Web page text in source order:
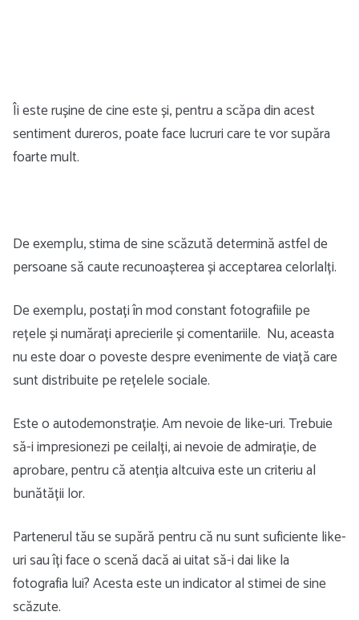
Îi este rușine de cine este și, pentru a scăpa din acest
sentiment dureros, poate face lucruri care te vor supăra
foarte mult.
De exemplu, stima de sine scăzută determină astfel de
persoane să caute recunoașterea și acceptarea celorlalți.
De exemplu, postați în mod constant fotografiile pe
rețele și numărați aprecierile și comentariile. Nu, aceasta
nu este doar o poveste despre evenimente de viață care
sunt distribuite pe rețelele sociale.
Este o autodemonstrație. Am nevoie de like-uri. Trebuie
să-i impresionezi pe ceilalți, ai nevoie de admirație, de
aprobare, pentru că atenția altcuiva este un criteriu al
bunătății lor.
Partenerul tău se supără pentru că nu sunt suficiente like-
uri sau îți face o scenă dacă ai uitat să-i dai like la
fotografia lui? Acesta este un indicator al stimei de sine
scăzute.